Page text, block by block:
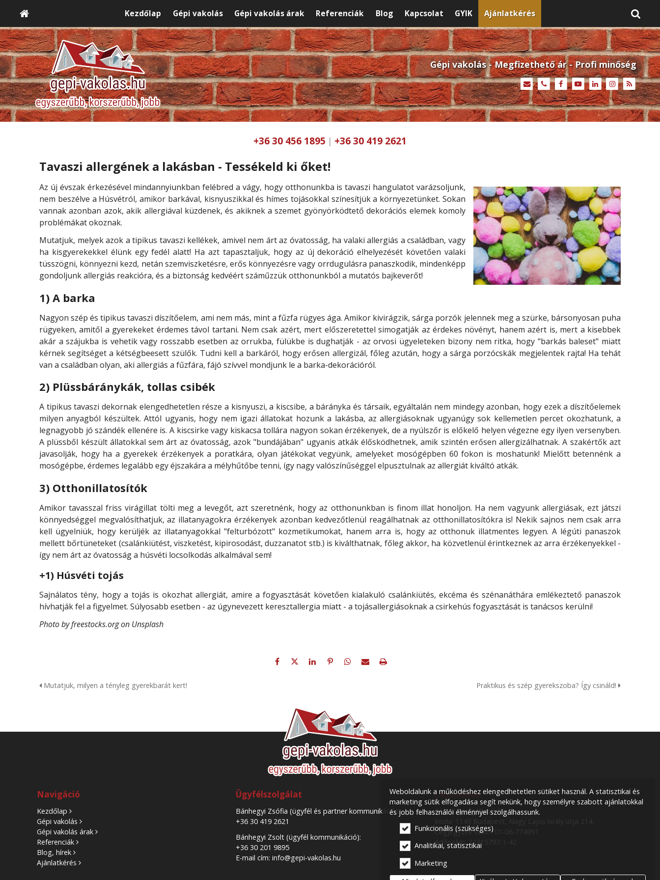
Kezdőlap Gépi vakolás Gépi vakolás árak Referenciák Blog Kapcsolat GYIK Ajánlatkérés
Gépi vakolás - Megfizethető ár - Profi minőség
+36 30 456 1895 | +36 30 419 2621
Tavaszi allergének a lakásban - Tessékeld ki őket!
Az új évszak érkezésével mindannyiunkban felébred a vágy, hogy otthonunkba is tavaszi hangulatot varázsoljunk,
nem beszélve a Húsvétról, amikor barkával, kisnyuszikkal és hímes tojásokkal színesítjük a környezetünket. Sokan
vannak azonban azok, akik allergiával küzdenek, és akiknek a szemet gyönyörködtető dekorációs elemek komoly
problémákat okoznak.
Mutatjuk, melyek azok a tipikus tavaszi kellékek, amivel nem árt az óvatosság, ha valaki allergiás a családban, vagy
ha kisgyerekekkel élünk egy fedél alatt! Ha azt tapasztaljuk, hogy az új dekoráció elhelyezését követően valaki
tüsszögni, könnyezni kezd, netán szemviszketésre, erős könnyezésre vagy orrdugulásra panaszkodik, mindenképp
gondoljunk allergiás reakcióra, és a biztonság kedvéért száműzzük otthonunkból a mutatós bajkeverőt!
1) A barka
Nagyon szép és tipikus tavaszi díszítőelem, ami nem más, mint a fűzfa rügyes ága. Amikor kivirágzik, sárga porzók jelennek meg a szürke, bársonyosan puha
rügyeken, amitől a gyerekeket érdemes távol tartani. Nem csak azért, mert előszeretettel simogatják az érdekes növényt, hanem azért is, mert a kisebbek
akár a szájukba is vehetik vagy rosszabb esetben az orrukba, fülükbe is dughatják - az orvosi ügyeleteken bizony nem ritka, hogy "barkás baleset" miatt
kérnek segítséget a kétségbeesett szülők. Tudni kell a barkáról, hogy erősen allergizál, főleg azután, hogy a sárga porzócskák megjelentek rajta! Ha tehát
van a családban olyan, aki allergiás a fűzfára, fájó szívvel mondjunk le a barka-dekorációról.
2) Plüssbáránykák, tollas csibék
A tipikus tavaszi dekornak elengedhetetlen része a kisnyuszi, a kiscsibe, a bárányka és társaik, egyáltalán nem mindegy azonban, hogy ezek a díszítőelemek
milyen anyagból készültek. Attól ugyanis, hogy nem igazi állatokat hozunk a lakásba, az allergiásoknak ugyanúgy sok kellemetlen percet okozhatunk, a
legnagyobb jó szándék ellenére is. A kiscsirke vagy kiskacsa tollára nagyon sokan érzékenyek, de a nyúlszőr is előkelő helyen végezne egy ilyen versenyben.
A plüssből készült állatokkal sem árt az óvatosság, azok "bundájában" ugyanis atkák élősködhetnek, amik szintén erősen allergizálhatnak. A szakértők azt
javasolják, hogy ha a gyerekek érzékenyek a poratkára, olyan játékokat vegyünk, amelyeket mosógépben 60 fokon is moshatunk! Mielőtt betennénk a
mosógépbe, érdemes legalább egy éjszakára a mélyhűtőbe tenni, így nagy valószínűséggel elpusztulnak az allergiát kiváltó atkák.
3) Otthonillatosítók
Amikor tavasszal friss virágillat tölti meg a levegőt, azt szeretnénk, hogy az otthonunkban is finom illat honoljon. Ha nem vagyunk allergiásak, ezt játszi
könnyedséggel megvalósíthatjuk, az illatanyagokra érzékenyek azonban kedvezőtlenül reagálhatnak az otthonillatosítókra is! Nekik sajnos nem csak arra
kell ügyelniük, hogy kerüljék az illatanyagokkal "felturbózott" kozmetikumokat, hanem arra is, hogy az otthonuk illatmentes legyen. A légúti panaszok
mellett bőrtüneteket (csalánkiütést, viszketést, kipirosodást, duzzanatot stb.) is kiválthatnak, főleg akkor, ha közvetlenül érintkeznek az arra érzékenyekkel -
így nem árt az óvatosság a húsvéti locsolkodás alkalmával sem!
+1) Húsvéti tojás
Sajnálatos tény, hogy a tojás is okozhat allergiát, amire a fogyasztását követően kialakuló csalánkiütés, ekcéma és szénanáthára emlékeztető panaszok
hívhatják fel a figyelmet. Súlyosabb esetben - az úgynevezett keresztallergia miatt - a tojásallergiásoknak a csirkehús fogyasztását is tanácsos kerülni!
Photo by freestocks.org on Unsplash
Mutatjuk, milyen a tényleg gyerekbarát kert! Praktikus és szép gyerekszoba? Így csináld!
Navigáció
Kezdőlap
Gépi vakolás
Gépi vakolás árak
Referenciák
Blog, hírek
Ajánlatkérés
Ügyfélszolgálat
Bánhegyi Zsófia (ügyfél és partner kommunikáció):
+36 30 419 2621
Bánhegyi Zsolt (ügyfél kommunikáció):
+36 30 201 9895
E-mail cím: info@gepi-vakolas.hu
Cégadatok
F.I.S.H. Szolgáltató Bt.
Cégjegyzék szám: 01-06-774991
Adószám: 22315797-1-42
Weboldalunk a működéshez elengedhetetlen sütiket használ. A statisztikai és
marketing sütik elfogadása segít nekünk, hogy személyre szabott ajánlatokkal
és jobb felhasználói élménnyel szolgálhassunk.
Funkcionális (szükséges)
Analitikai, statisztikai
Marketing